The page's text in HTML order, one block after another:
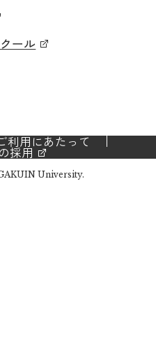
ール
利用にあたって
採用
University.